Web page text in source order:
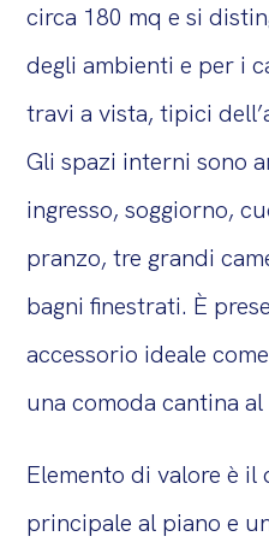
circa 180 mq e si
degli ambienti e per i
travi a vista, tipici
Gli spazi interni sono
ingresso, soggiorno,
pranzo, tre grandi
bagni finestrati. È
accessorio ideale
una comoda cantina
Elemento di valore è
principale al piano e